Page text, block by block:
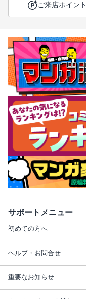
ご来店ポイント
サポートメニュー
初めての方へ
ヘルプ・お問合せ
重要なお知らせ